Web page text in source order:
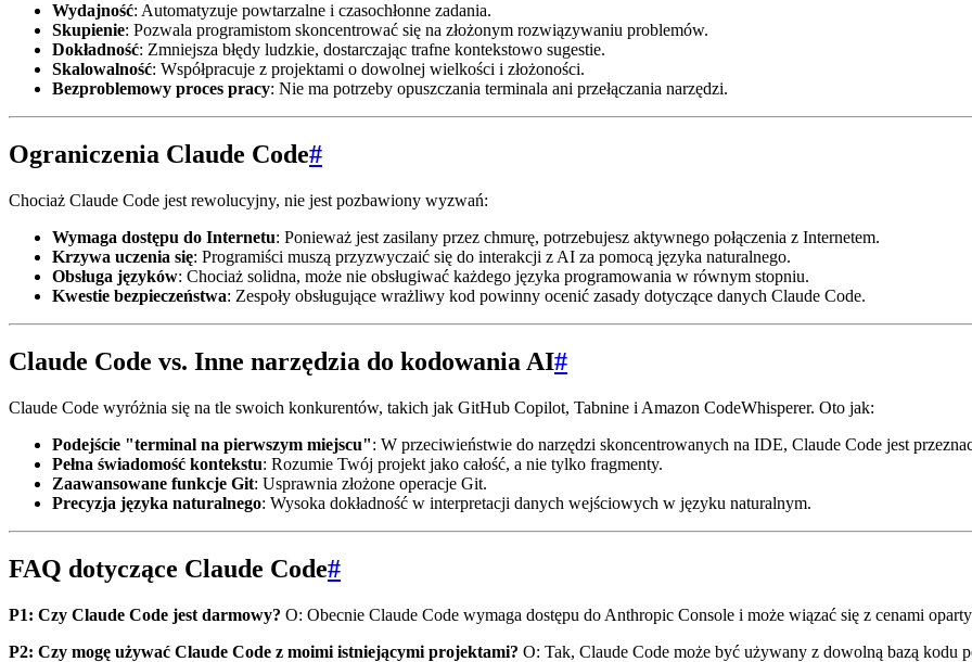
Wydajność: Automatyzuje powtarzalne i czasochłonne zadania.
Skupienie: Pozwala programistom skoncentrować się na złożonym rozwiązywaniu problemów.
Dokładność: Zmniejsza błędy ludzkie, dostarczając trafne kontekstowo sugestie.
Skalowalność: Współpracuje z projektami o dowolnej wielkości i złożoności.
Bezproblemowy proces pracy: Nie ma potrzeby opuszczania terminala ani przełączania narzędzi.
Ograniczenia Claude Code#
Chociaż Claude Code jest rewolucyjny, nie jest pozbawiony wyzwań:
Wymaga dostępu do Internetu: Ponieważ jest zasilany przez chmurę, potrzebujesz aktywnego połączenia z Internetem.
Krzywa uczenia się: Programiści muszą przyzwyczaić się do interakcji z AI za pomocą języka naturalnego.
Obsługa języków: Chociaż solidna, może nie obsługiwać każdego języka programowania w równym stopniu.
Kwestie bezpieczeństwa: Zespoły obsługujące wrażliwy kod powinny ocenić zasady dotyczące danych Claude Code.
Claude Code vs. Inne narzędzia do kodowania AI#
Claude Code wyróżnia się na tle swoich konkurentów, takich jak GitHub Copilot, Tabnine i Amazon CodeWhisperer. Oto jak:
Podejście "terminal na pierwszym miejscu": W przeciwieństwie do narzędzi skoncentrowanych na IDE, Claude Code jest
Pełna świadomość kontekstu: Rozumie Twój projekt jako całość, a nie tylko fragmenty.
Zaawansowane funkcje Git: Usprawnia złożone operacje Git.
Precyzja języka naturalnego: Wysoka dokładność w interpretacji danych wejściowych w języku naturalnym.
FAQ dotyczące Claude Code#
P1: Czy Claude Code jest darmowy? O: Obecnie Claude Code wymaga dostępu do Anthropic Console i może wiązać się z cenami
P2: Czy mogę używać Claude Code z moimi istniejącymi projektami? O: Tak, Claude Code może być używany z dowolną bazą kodu